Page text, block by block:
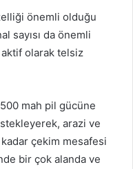
önemli olduğu
sayısı da önemli
olarak telsiz
mah pil gücüne
arazi ve
çekim mesafesi
bir çok alanda ve